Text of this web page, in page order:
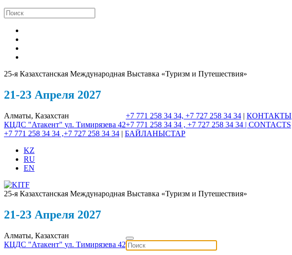
25-я Казахстанская Международная Выставка «Туризм и Путешествия»
21-23 Апреля 2027
Алматы, Казахстан
КЦДС "Атакент" ул. Тимирязева 42
+7 771 258 34 34, +7 727 258 34 34 | КОНТАКТЫ
+7 771 258 34 34 , +7 727 258 34 34 | CONTACTS
+7 771 258 34 34 ,+7 727 258 34 34 | БАЙЛАНЫСТАР
KZ
RU
EN
25-я Казахстанская Международная Выставка «Туризм и Путешествия»
21-23 Апреля 2027
Алматы, Казахстан
КЦДС "Атакент" ул. Тимирязева 42